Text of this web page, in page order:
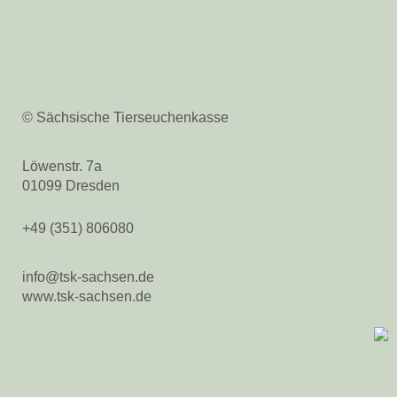
© Sächsische Tierseuchenkasse
Löwenstr. 7a
01099 Dresden
+49 (351) 806080
info@tsk-sachsen.de
www.tsk-sachsen.de